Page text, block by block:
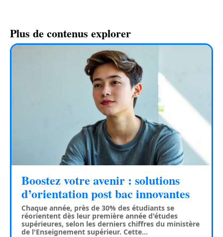
Plus de contenus explorer
Boostez votre avenir : solutions
d’orientation post bac innovantes
Chaque année, près de 30% des étudiants se
réorientent dès leur première année d'études
supérieures, selon les derniers chiffres du ministère
de l'Enseignement supérieur. Cette…